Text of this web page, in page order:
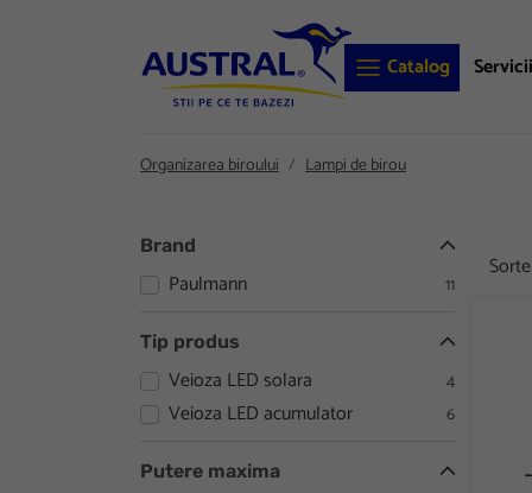
Catalog Servicii
Organizarea biroului Lampi de birou
Brand
Paulmann 11
Tip produs
Veioza LED solara 4
Veioza LED acumulator 6
Putere maxima